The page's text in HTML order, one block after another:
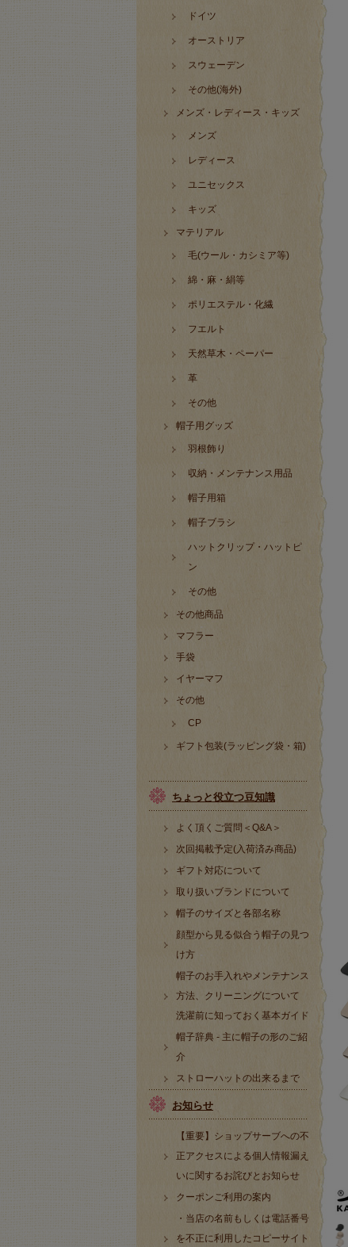
ドイツ
オーストリア
スウェーデン
その他(海外)
メンズ・レディース・キッズ
メンズ
レディース
ユニセックス
キッズ
マテリアル
毛(ウール・カシミア等)
綿・麻・絹等
ポリエステル・化繊
フエルト
天然草木・ペーパー
革
その他
帽子用グッズ
羽根飾り
収納・メンテナンス用品
帽子用箱
帽子ブラシ
ハットクリップ・ハットピ
ン
その他
その他商品
マフラー
手袋
イヤーマフ
その他
CP
ギフト包装(ラッピング袋・箱)
ちょっと役立つ豆知識
よく頂くご質問＜Q&A＞
次回掲載予定(入荷済み商品)
ギフト対応について
取り扱いブランドについて
帽子のサイズと各部名称
顔型から見る似合う帽子の見つ
け方
帽子のお手入れやメンテナンス
方法、クリーニングについて
洗濯前に知っておく基本ガイド
帽子辞典 - 主に帽子の形のご紹
介
ストローハットの出来るまで
お知らせ
【重要】ショップサーブへの不
正アクセスによる個人情報漏え
いに関するお詫びとお知らせ
クーポンご利用の案内
・当店の名前もしくは電話番号
を不正に利用したコピーサイト